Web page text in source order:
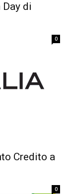
di
0
Credito a
0